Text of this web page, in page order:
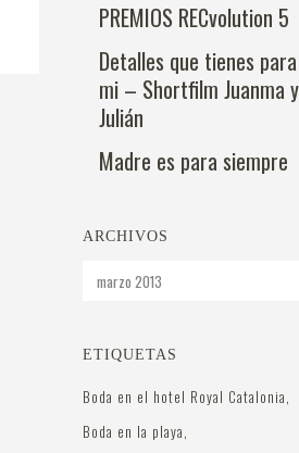
PREMIOS RECvolution 5
Detalles que tienes para
mi – Shortfilm Juanma y
Julián
Madre es para siempre
ARCHIVOS
Archivos
ETIQUETAS
Boda en el hotel Royal Catalonia
Boda en la playa